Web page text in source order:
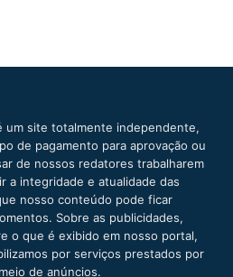
um site totalmente independente,
de pagamento para aprovação ou
de nossos redatores trabalharem
a integridade e atualidade das
nosso conteúdo pode ficar
Sobre as publicidades,
o que é exibido em nosso portal,
por serviços prestados por
de anúncios.